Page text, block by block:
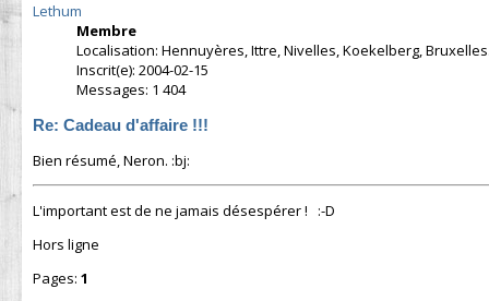
Lethum
Membre
Localisation: Hennuyères, Ittre, Nivelles, Koekelberg,
Inscrit(e): 2004-02-15
Messages: 1 404
Re: Cadeau d'affaire !!!
Bien résumé, Neron. :bj:
L'important est de ne jamais désespérer ! :-D
Hors ligne
Pages: 1